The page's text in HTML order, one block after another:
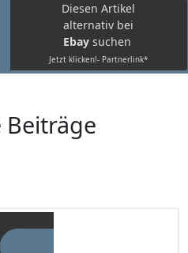
Diesen Artikel
alternativ bei
Ebay suchen
Jetzt klicken!- Partnerlink*
Beiträge